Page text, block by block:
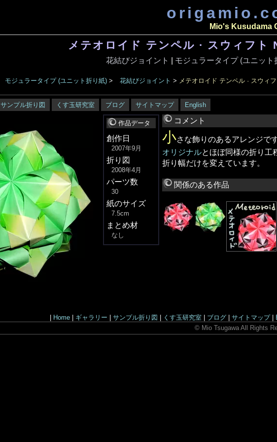
Mio's Kusudama
メテオロイド テンペル · スウィフト
花結びジョイント モジュラータイプ (ユニット
モジュラータイプ (ユニット折り紙) > 花結びジョイント > メテオロイド テンペル · スウィフ
サンプル折り図 くす玉研究室 ブログ サイトマップ English
作品データ
創作日
2007年9月
折り図
2008年4月
パーツ数
30
紙のサイズ
7.5cm
まとめ材
なし
コメント
小さな飾りのあるアレンジです
オリジナルとほぼ同様の折り工
折り幅だけを変えています。
関係のある作品
サイトマップ
ブログ
くす玉研究室
サンプル折り図
ギャラリー
Home
© Mio Tsugawa All Rights